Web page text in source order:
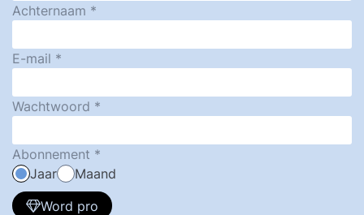
Achternaam
E-mail
Wachtwoord
Abonnement
Jaar
Maand
Word pro